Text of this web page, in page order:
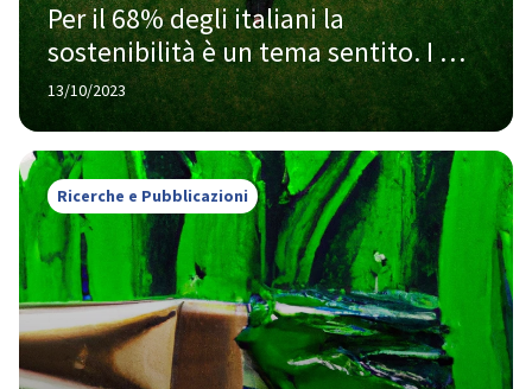
Per il 68% degli italiani la
sostenibilità è un tema sentito. I
risultati dell'Osservatorio LifeGate
13/10/2023
Ricerche e Pubblicazioni